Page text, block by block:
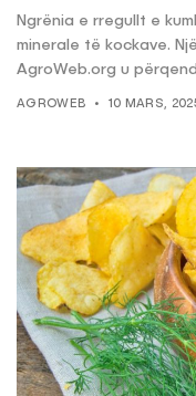
Ngrënia e rregullt e
minerale të kockave.
AgroWeb.org u
AGROWEB 10 MARS,